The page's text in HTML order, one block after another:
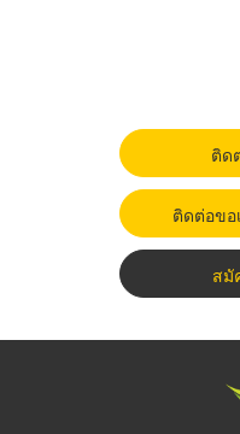
ติด
ติดต่อข
สมั